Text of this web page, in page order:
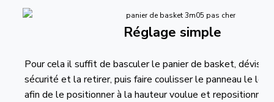
Réglage simple
Pour cela il suffit de basculer le panier de basket,
sécurité et la retirer, puis faire coulisser le panneau le
afin de le positionner à la hauteur voulue et repositionner